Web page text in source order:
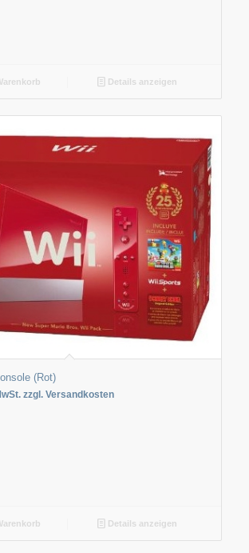
Details anzeigen
(Rot)
zzgl. Versandkosten
Details anzeigen